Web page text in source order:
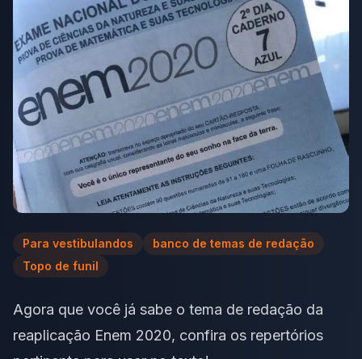
Para vestibulandos
banco de temas de redação
Topo de funil
Agora que você já sabe o tema de redação da
reaplicação Enem 2020, confira os repertórios